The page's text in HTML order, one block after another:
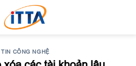
TIN CÔNG NGHỆ